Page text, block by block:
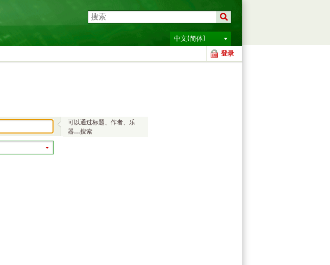
中文(简体)
登录
可以通过标题、作者、乐
器…搜索